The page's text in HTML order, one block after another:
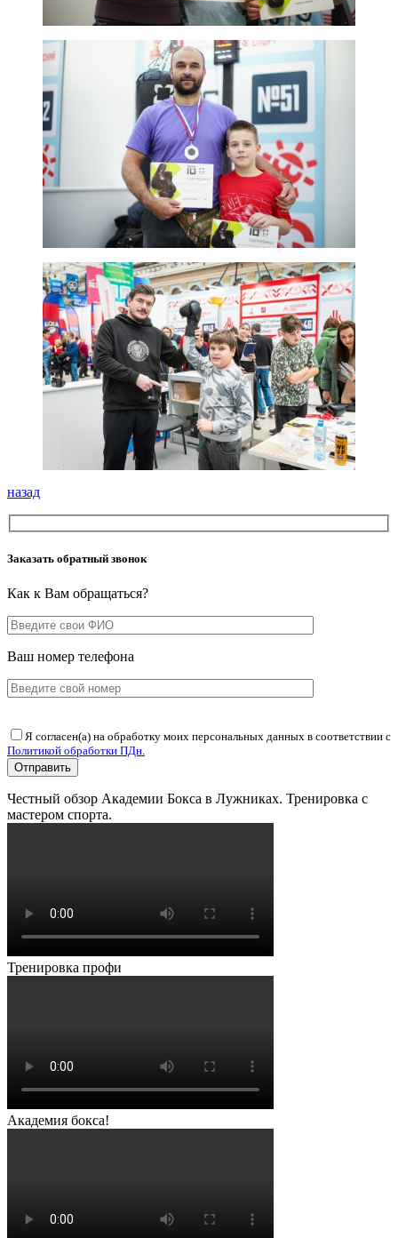
назад
Заказать обратный звонок
Как к Вам обращаться?
Ваш номер телефона
Я согласен(а) на обработку моих персональных данных в соответствии с
Политикой обработки ПДн.
Честный обзор Академии Бокса в Лужниках. Тренировка с
мастером спорта.
Тренировка профи
Академия бокса!